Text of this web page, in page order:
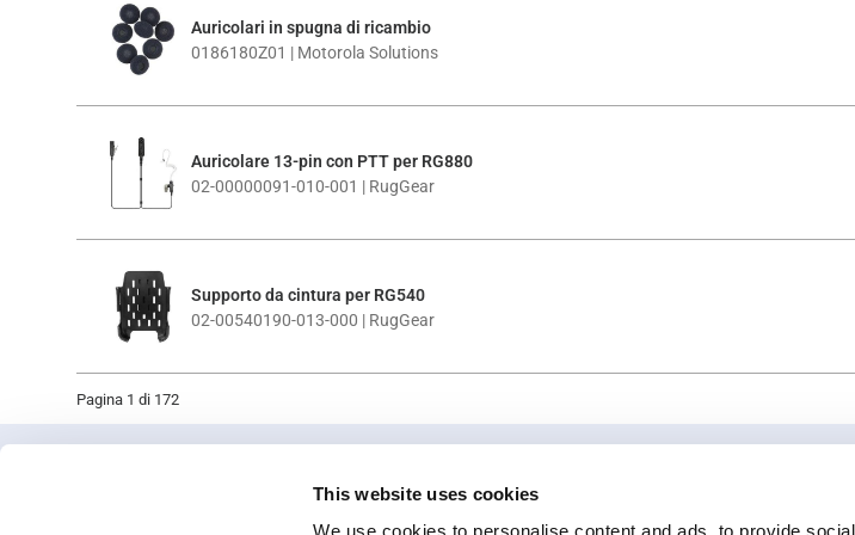
This website uses cookies
Auricolari in spugna di ricambio
0186180Z01 | Motorola Solutions
Auricolare 13-pin con PTT per RG880
02-00000091-010-001 | RugGear
Supporto da cintura per RG540
02-00540190-013-000 | RugGear
Pagina 1 di 172